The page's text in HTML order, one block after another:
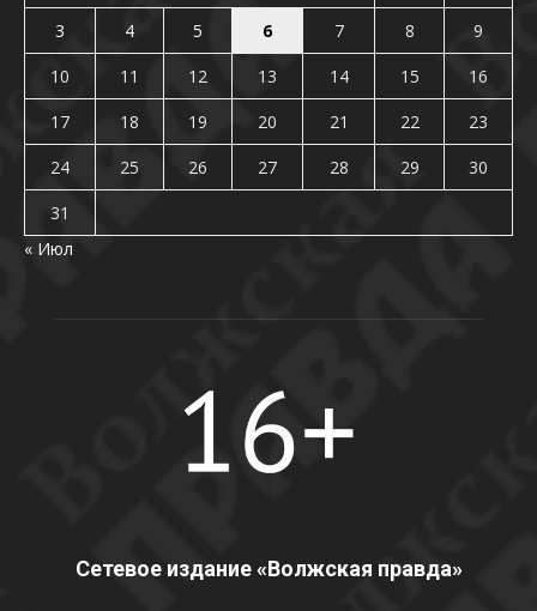
3
4 5 6 7 8
9
10
11 12 13 14 15
16
17
18 19 20 21 22
23
24
25 26 27 28 29
30
31
« Июл
Сетевое издание «Волжская правда»